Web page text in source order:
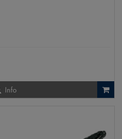
Info